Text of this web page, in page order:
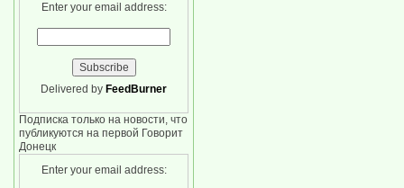
Enter your email address:
Delivered by FeedBurner
Подписка только на новости, что
публикуются на первой Говорит
Донецк
Enter your email address: